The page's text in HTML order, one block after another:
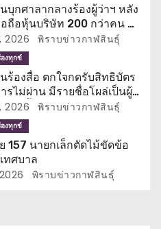
บุกศาลากลางร้องผู้ว่าฯ หลัง
ถือหุ้นบริษัท 200 กว่าคน ทำ
บัตรสวัสดิการแห่งรัฐ
2026 พิราบข่าวกาฬสินธุ์
งทุกข์
ร้องสื่อ ตกใจกดรับสิทธิบัตร
รไม่ผ่าน มีรายชื่อโผล่เป็นผู้
ษัทตั้งแต่ปี 64
2026 พิราบข่าวกาฬสินธุ์
งทุกข์
157 นายกเล็กตัดไม้ขัดข้อ
ศบาล
พิราบข่าวกาฬสินธุ์